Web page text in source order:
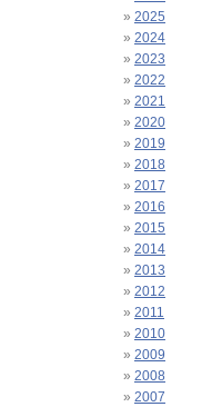
2025
2024
2023
2022
2021
2020
2019
2018
2017
2016
2015
2014
2013
2012
2011
2010
2009
2008
2007